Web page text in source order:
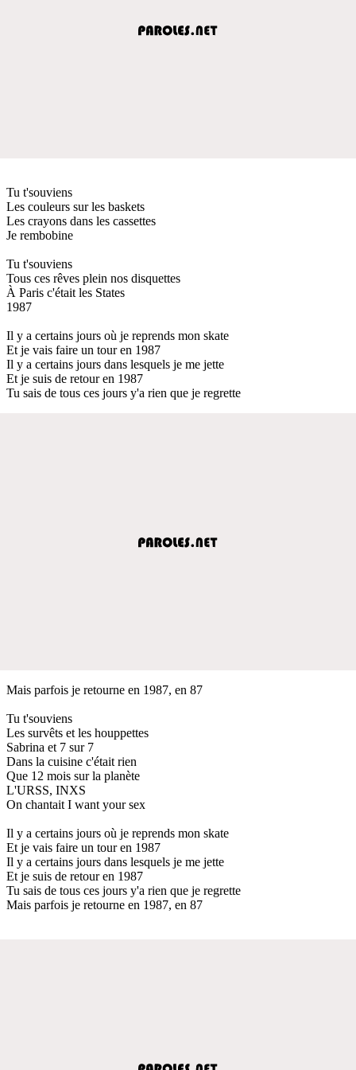
Tu t'souviens
Les couleurs sur les baskets
Les crayons dans les cassettes
Je rembobine
Tu t'souviens
Tous ces rêves plein nos disquettes
À Paris c'était les States
1987
Il y a certains jours où je reprends mon skate
Et je vais faire un tour en 1987
Il y a certains jours dans lesquels je me jette
Et je suis de retour en 1987
Tu sais de tous ces jours y'a rien que je regrette
Mais parfois je retourne en 1987, en 87
Tu t'souviens
Les survêts et les houppettes
Sabrina et 7 sur 7
Dans la cuisine c'était rien
Que 12 mois sur la planète
L'URSS, INXS
On chantait I want your sex
Il y a certains jours où je reprends mon skate
Et je vais faire un tour en 1987
Il y a certains jours dans lesquels je me jette
Et je suis de retour en 1987
Tu sais de tous ces jours y'a rien que je regrette
Mais parfois je retourne en 1987, en 87